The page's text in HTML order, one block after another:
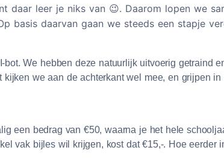
leer je niks van 😉. Daarom lopen we
basis daarvan gaan we steeds een stapje
We hebben deze natuurlijk uitvoerig getraind
we aan de achterkant wel mee, en grijpen
een bedrag van €50, waarna je het hele
vak bijles wil krijgen, kost dat €15,-. Hoe eerder